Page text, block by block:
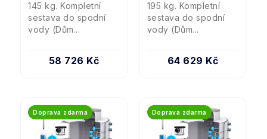
58 726 Kč
145 kg. Kompletní
sestava do spodní
vody (Dům...
64 629 Kč
195 kg. Kompletní
sestava do spodní
vody (Dům...
Doprava zdarma Doprava zdarma